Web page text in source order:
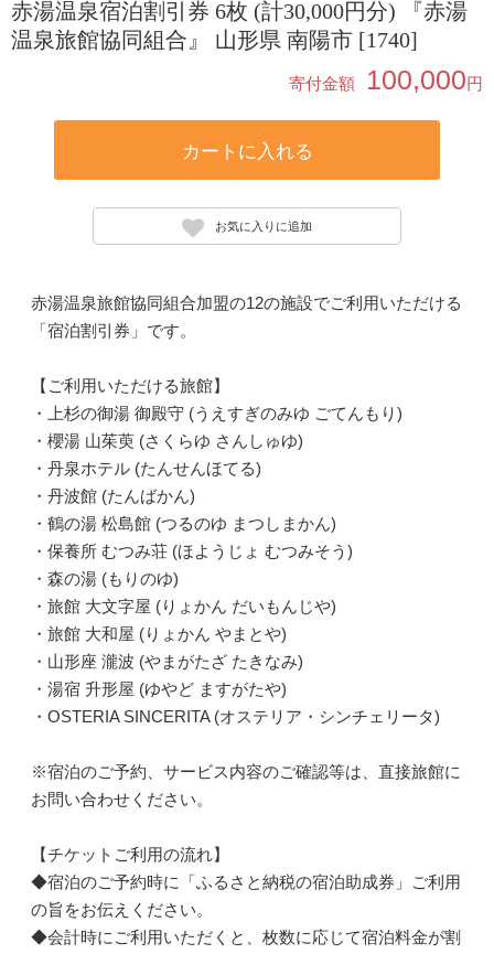
赤湯温泉宿泊割引券 6枚 (計30,000円分) 『赤湯
温泉旅館協同組合』 山形県 南陽市 [1740]
寄付金額 100,000円
カートに入れる
お気に入りに追加
赤湯温泉旅館協同組合加盟の12の施設でご利用いただける
「宿泊割引券」です。
【ご利用いただける旅館】
・上杉の御湯 御殿守 (うえすぎのみゆ ごてんもり)
・櫻湯 山茱萸 (さくらゆ さんしゅゆ)
・丹泉ホテル (たんせんほてる)
・丹波館 (たんばかん)
・鶴の湯 松島館 (つるのゆ まつしまかん)
・保養所 むつみ荘 (ほようじょ むつみそう)
・森の湯 (もりのゆ)
・旅館 大文字屋 (りょかん だいもんじや)
・旅館 大和屋 (りょかん やまとや)
・山形座 瀧波 (やまがたざ たきなみ)
・湯宿 升形屋 (ゆやど ますがたや)
・OSTERIA SINCERITA (オステリア・シンチェリータ)
※宿泊のご予約、サービス内容のご確認等は、直接旅館に
お問い合わせください。
【チケットご利用の流れ】
◆宿泊のご予約時に「ふるさと納税の宿泊助成券」ご利用
の旨をお伝えください。
◆会計時にご利用いただくと、枚数に応じて宿泊料金が割